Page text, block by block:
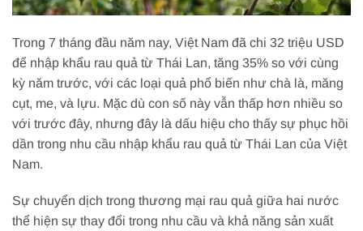
Trong 7 tháng đầu năm nay, Việt Nam đã chi 32 triệu USD
để nhập khẩu rau quả từ Thái Lan, tăng 35% so với cùng
kỳ năm trước, với các loại quả phổ biến như chà là, măng
cụt, me, và lựu. Mặc dù con số này vẫn thấp hơn nhiều so
với trước đây, nhưng đây là dấu hiệu cho thấy sự phục hồi
dần trong nhu cầu nhập khẩu rau quả từ Thái Lan của Việt
Nam.
Sự chuyển dịch trong thương mại rau quả giữa hai nước
thể hiện sự thay đổi trong nhu cầu và khả năng sản xuất